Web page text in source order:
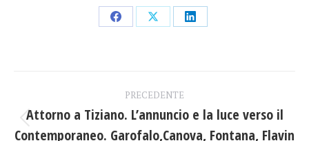
CondividiCondividiCondividi
tra
PRECEDENTE
Post
Attorno a Tiziano. L’annuncio e la luce verso il
Contemporaneo. Garofalo,Canova, Fontana, Flavin